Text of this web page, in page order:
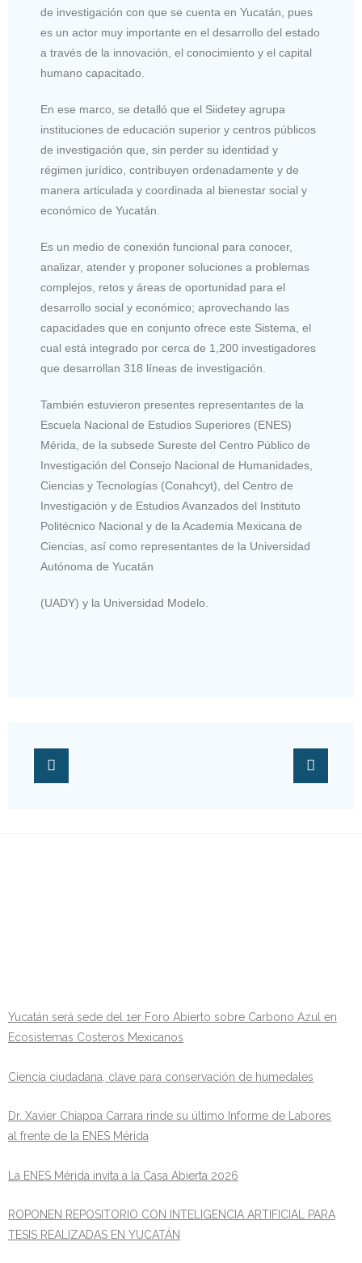
de investigación con que se cuenta en Yucatán, pues
es un actor muy importante en el desarrollo del estado
a través de la innovación, el conocimiento y el capital
humano capacitado.
En ese marco, se detalló que el Siidetey agrupa
instituciones de educación superior y centros públicos
de investigación que, sin perder su identidad y
régimen jurídico, contribuyen ordenadamente y de
manera articulada y coordinada al bienestar social y
económico de Yucatán.
Es un medio de conexión funcional para conocer,
analizar, atender y proponer soluciones a problemas
complejos, retos y áreas de oportunidad para el
desarrollo social y económico; aprovechando las
capacidades que en conjunto ofrece este Sistema, el
cual está integrado por cerca de 1,200 investigadores
que desarrollan 318 líneas de investigación.
También estuvieron presentes representantes de la
Escuela Nacional de Estudios Superiores (ENES)
Mérida, de la subsede Sureste del Centro Público de
Investigación del Consejo Nacional de Humanidades,
Ciencias y Tecnologías (Conahcyt), del Centro de
Investigación y de Estudios Avanzados del Instituto
Politécnico Nacional y de la Academia Mexicana de
Ciencias, así como representantes de la Universidad
Autónoma de Yucatán
(UADY) y la Universidad Modelo.
Yucatán será sede del 1er Foro Abierto sobre Carbono Azul en
Ecosistemas Costeros Mexicanos
Ciencia ciudadana, clave para conservación de humedales
Dr. Xavier Chiappa Carrara rinde su último Informe de Labores
al frente de la ENES Mérida
La ENES Mérida invita a la Casa Abierta 2026
ROPONEN REPOSITORIO CON INTELIGENCIA ARTIFICIAL PARA
TESIS REALIZADAS EN YUCATÁN